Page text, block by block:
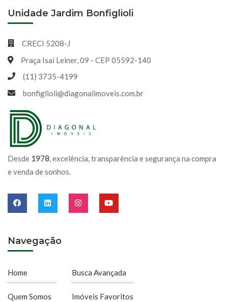
Desde 1978, excelência, transparência e segurança na compra
e venda de sonhos.
Navegação
Home
Quem Somos
Busca Avançada
Imóveis Favoritos
Unidade Jardim Bonfiglioli
CRECI 5208-J
Praça Isai Leiner, 09 - CEP 05592-140
(11) 3735-4199
bonfiglioli@diagonalimoveis.com.br